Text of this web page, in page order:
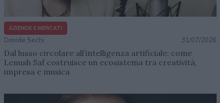
AZIENDE E MERCATI
Davide Sechi 31/07/2026
Dal lusso circolare all’intelligenza artificiale: come
Lenush Saf costruisce un ecosistema tra creatività,
impresa e musica